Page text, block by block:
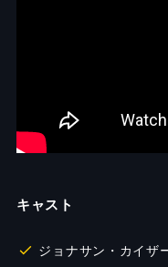
キャスト
ジョナサン・カイザ